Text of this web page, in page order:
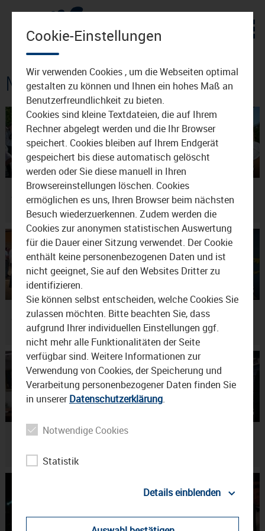
Mediathek: Waldkraiburg
60 Jahre Waldkraiburger
Volksfest
14.07.2026
02:47
Bier fürs Waldkraiburger
Volksfest
01.07.2026
02:34
Unternehmertag in
Waldkraiburg
03:56
Pressekonferenz zum
Waldkraiburger Volksfest
12.06.2026
Neuer Waldkraiburger
01.05.2026
Cookie-Einstellungen
Wir verwenden Cookies , um die Webseiten optimal
gestalten zu können und Ihnen ein hohes Maß an
Benutzerfreundlichkeit zu bieten.
Cookies sind kleine Textdateien, die auf Ihrem
Rechner abgelegt werden und die Ihr Browser
speichert. Cookies bleiben auf Ihrem Endgerät
gespeichert bis diese automatisch gelöscht
werden oder Sie diese manuell in Ihren
Browsereinstellungen löschen. Cookies
ermöglichen es uns, Ihren Browser beim nächsten
Besuch wiederzuerkennen. Zudem werden die
Cookies zur anonymen statistischen Auswertung
für die Dauer einer Sitzung verwendet. Der Cookie
enthält keine personenbezogenen Daten und ist
nicht geeignet, Sie auf den Websites Dritter zu
identifizieren.
Sie können selbst entscheiden, welche Cookies Sie
zulassen möchten. Bitte beachten Sie, dass
aufgrund Ihrer individuellen Einstellungen ggf.
nicht mehr alle Funktionalitäten der Seite
verfügbar sind. Weitere Informationen zur
Verwendung von Cookies, der Speicherung und
Verarbeitung personenbezogener Daten finden Sie
in unsererDatenschutzerklärung.
Notwendige Cookies
Statistik
Details einblenden